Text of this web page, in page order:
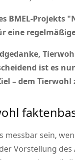
BMEL-Projekts
eine
ist es
– dem Tierwohl
messbar sein,
Vorstellung